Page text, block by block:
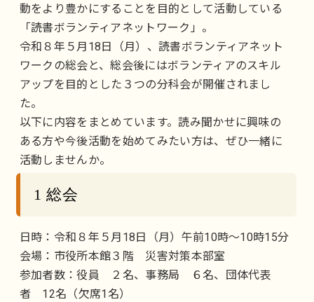
動をより豊かにすることを目的として活動している
「読書ボランティアネットワーク」。
令和８年５月18日（月）、読書ボランティアネット
ワークの総会と、総会後にはボランティアのスキル
アップを目的とした３つの分科会が開催されまし
た。
以下に内容をまとめています。読み聞かせに興味の
ある方や今後活動を始めてみたい方は、ぜひ一緒に
活動しませんか。
1 総会
日時：令和８年５月18日（月）午前10時～10時15分
会場：市役所本館３階 災害対策本部室
参加者数：役員 ２名、事務局 ６名、団体代表
者 12名（欠席1名）